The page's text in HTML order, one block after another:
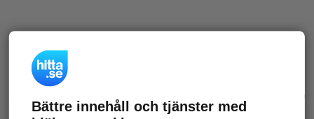
Bättre innehåll och tjänster med